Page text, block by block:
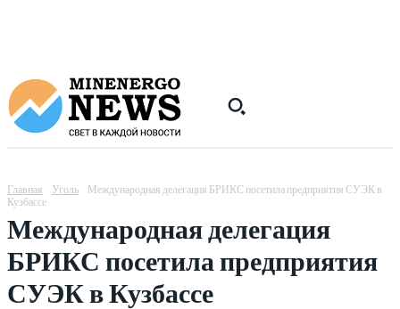
Главная Уголь
Международная делегация БРИКС посетила предприятия СУЭК в
Кузбассе
Международная делегация
БРИКС посетила предприятия
СУЭК в Кузбассе